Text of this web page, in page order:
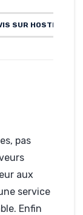
SUR HOSTPAPA
pas
aux
service
Enfin